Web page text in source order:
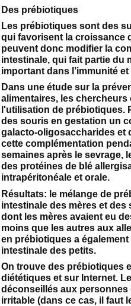
Des prébiotiques
Les prébiotiques sont des
qui favorisent la croissance
peuvent donc modifier la
intestinale, qui fait partie du
important dans l’immunité
Dans une étude sur la
alimentaires, les chercheurs
l'utilisation de prébiotiques.
des souris en gestation un
galacto-oligosaccharides et
cette complémentation
semaines après le sevrage,
des protéines de blé
intrapéritonéale et orale.
Résultats: le mélange de
intestinale des mères et
dont les mères avaient eu
moins que les autres aux
en prébiotiques a
intestinale des petits.
On trouve des prébiotiques
diététiques et sur Internet.
déconseillés aux
irritable (dans ce cas, il faut